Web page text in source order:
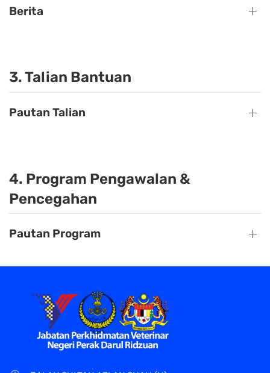
Berita
3. Talian Bantuan
Pautan Talian
4. Program Pengawalan &
Pencegahan
Pautan Program